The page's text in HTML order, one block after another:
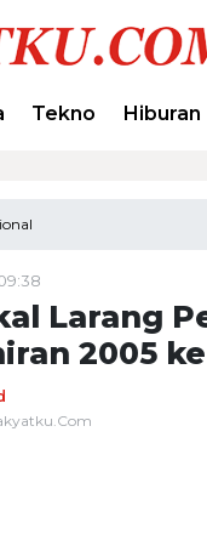
Tekno Hiburan
Larang
2005